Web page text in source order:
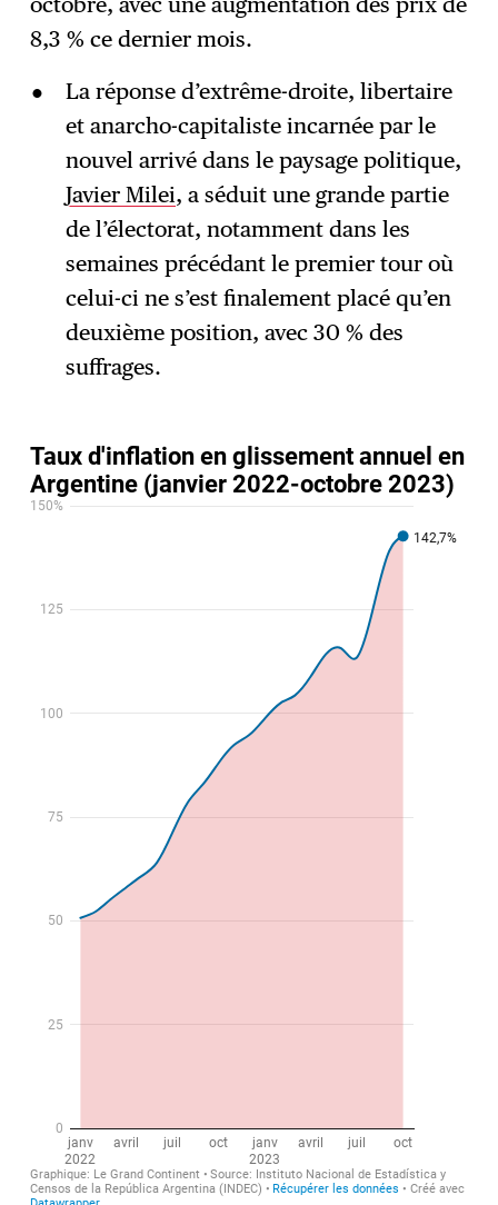
8,3 % ce dernier mois.
La réponse d’extrême-droite, libertaire
et anarcho-capitaliste incarnée par le
nouvel arrivé dans le paysage politique,
Javier Milei, a séduit une grande partie
de l’électorat, notamment dans les
semaines précédant le premier tour où
celui-ci ne s’est finalement placé qu’en
deuxième position, avec 30 % des
suffrages.